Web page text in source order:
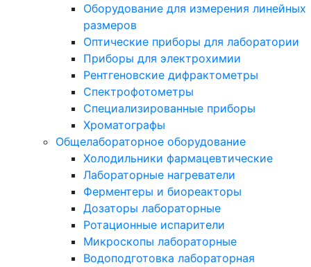
Оборудование для измерения линейных
размеров
Оптические приборы для лаборатории
Приборы для электрохимии
Рентгеновские дифрактометры
Спектрофотометры
Специализированные приборы
Хроматографы
Общелабораторное оборудование
Холодильники фармацевтические
Лабораторные нагреватели
Ферментеры и биореакторы
Дозаторы лабораторные
Ротационные испарители
Микроскопы лабораторные
Водоподготовка лабораторная